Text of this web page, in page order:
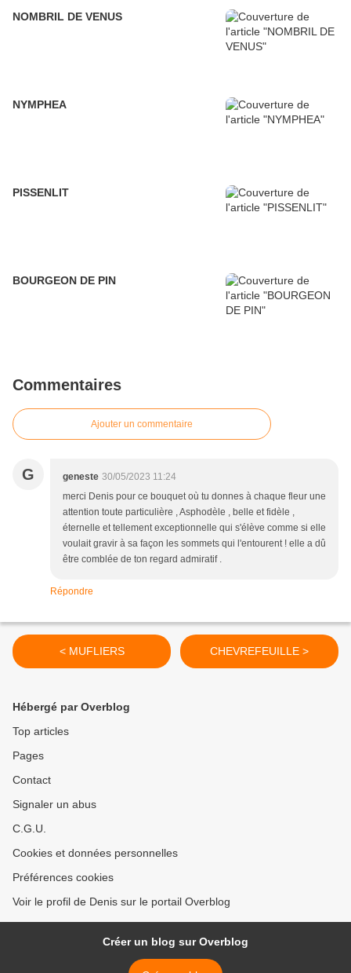
NOMBRIL DE VENUS
NYMPHEA
PISSENLIT
BOURGEON DE PIN
Commentaires
Ajouter un commentaire
G geneste 30/05/2023 11:24
merci Denis pour ce bouquet où tu donnes à chaque fleur une
attention toute particulière , Asphodèle , belle et fidèle ,
éternelle et tellement exceptionnelle qui s'élève comme si elle
voulait gravir à sa façon les sommets qui l'entourent ! elle a dû
être comblée de ton regard admiratif .
Répondre
< MUFLIERS CHEVREFEUILLE >
Hébergé par Overblog
Top articles
Pages
Contact
Signaler un abus
C.G.U.
Cookies et données personnelles
Préférences cookies
Voir le profil de Denis sur le portail Overblog
Créer un blog sur Overblog